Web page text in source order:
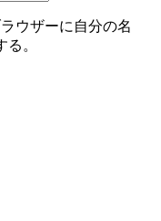
ウザーに自分の名
。